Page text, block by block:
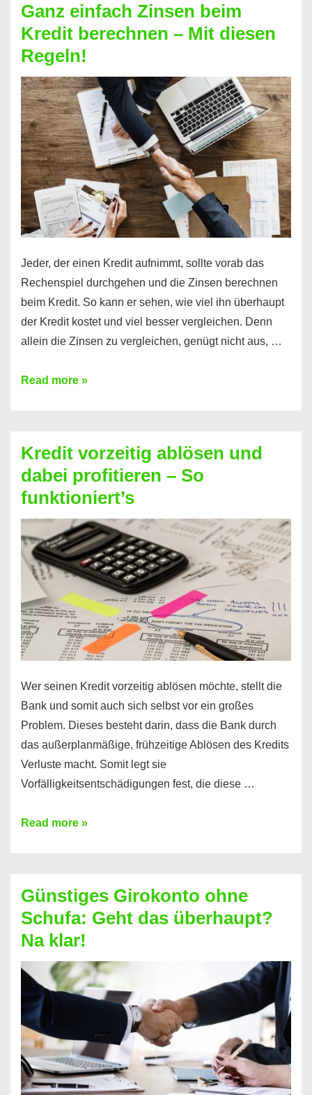
bekommen?
So
ist
es
möglich!
Ganz einfach Zinsen beim
Kredit berechnen – Mit diesen
Regeln!
Jeder, der einen Kredit aufnimmt, sollte vorab das
Rechenspiel durchgehen und die Zinsen berechnen
beim Kredit. So kann er sehen, wie viel ihn überhaupt
der Kredit kostet und viel besser vergleichen. Denn
allein die Zinsen zu vergleichen, genügt nicht aus, …
Ganz
Kredit
berechnen
–
Mit
diesen
Regeln!
Read more »
Kredit vorzeitig ablösen und
dabei profitieren – So
funktioniert’s
Wer seinen Kredit vorzeitig ablösen möchte, stellt die
Bank und somit auch sich selbst vor ein großes
Problem. Dieses besteht darin, dass die Bank durch
das außerplanmäßige, frühzeitige Ablösen des Kredits
Verluste macht. Somit legt sie
Vorfälligkeitsentschädigungen fest, die diese …
Kredit
dabei
profitieren
–
So
funktioniert’s
Read more »
Günstiges Girokonto ohne
Schufa: Geht das überhaupt?
Na klar!